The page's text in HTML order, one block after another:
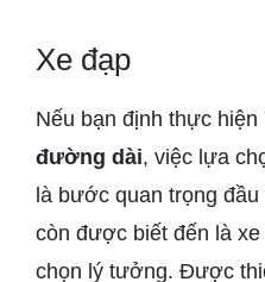
Xe đạp
Nếu bạn định thực hiện
đường dài, việc lựa
là bước quan trọng
còn được biết đến là
chọn lý tưởng. Được